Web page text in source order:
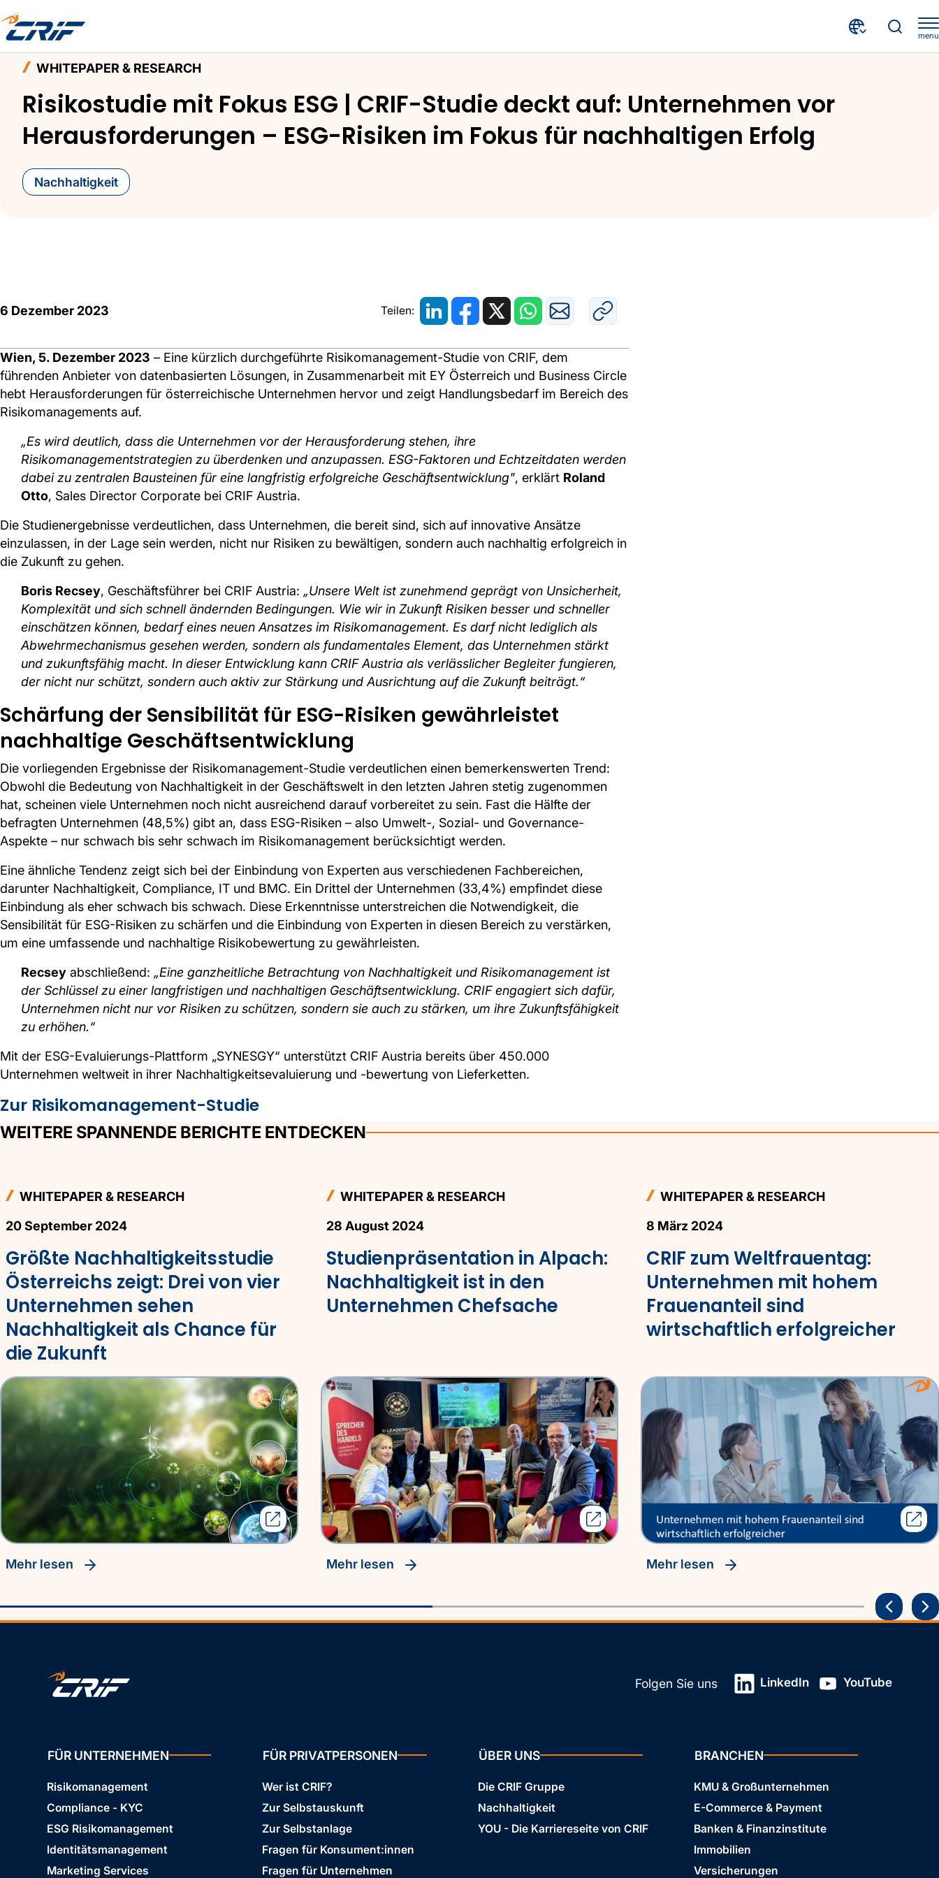
menu
Home
WHITEPAPER & RESEARCH
Risikostudie mit Fokus ESG | CRIF-Studie deckt auf: Unternehmen vor
Herausforderungen – ESG-Risiken im Fokus für nachhaltigen Erfolg
Nachhaltigkeit
6 Dezember 2023 Teilen:
Wien, 5. Dezember 2023 – Eine kürzlich durchgeführte Risikomanagement-Studie von CRIF, dem
führenden Anbieter von datenbasierten Lösungen, in Zusammenarbeit mit EY Österreich und Business Circle
hebt Herausforderungen für österreichische Unternehmen hervor und zeigt Handlungsbedarf im Bereich des
Risikomanagements auf.
„Es wird deutlich, dass die Unternehmen vor der Herausforderung stehen, ihre
Risikomanagementstrategien zu überdenken und anzupassen. ESG-Faktoren und Echtzeitdaten werden
dabei zu zentralen Bausteinen für eine langfristig erfolgreiche Geschäftsentwicklung", erklärt Roland
Otto, Sales Director Corporate bei CRIF Austria.
Die Studienergebnisse verdeutlichen, dass Unternehmen, die bereit sind, sich auf innovative Ansätze
einzulassen, in der Lage sein werden, nicht nur Risiken zu bewältigen, sondern auch nachhaltig erfolgreich in
die Zukunft zu gehen.
Boris Recsey, Geschäftsführer bei CRIF Austria: „Unsere Welt ist zunehmend geprägt von Unsicherheit,
Komplexität und sich schnell ändernden Bedingungen. Wie wir in Zukunft Risiken besser und schneller
einschätzen können, bedarf eines neuen Ansatzes im Risikomanagement. Es darf nicht lediglich als
Abwehrmechanismus gesehen werden, sondern als fundamentales Element, das Unternehmen stärkt
und zukunftsfähig macht. In dieser Entwicklung kann CRIF Austria als verlässlicher Begleiter fungieren,
der nicht nur schützt, sondern auch aktiv zur Stärkung und Ausrichtung auf die Zukunft beiträgt.“
Schärfung der Sensibilität für ESG-Risiken gewährleistet
nachhaltige Geschäftsentwicklung
Die vorliegenden Ergebnisse der Risikomanagement-Studie verdeutlichen einen bemerkenswerten Trend:
Obwohl die Bedeutung von Nachhaltigkeit in der Geschäftswelt in den letzten Jahren stetig zugenommen
hat, scheinen viele Unternehmen noch nicht ausreichend darauf vorbereitet zu sein. Fast die Hälfte der
befragten Unternehmen (48,5%) gibt an, dass ESG-Risiken – also Umwelt-, Sozial- und Governance-
Aspekte – nur schwach bis sehr schwach im Risikomanagement berücksichtigt werden.
Eine ähnliche Tendenz zeigt sich bei der Einbindung von Experten aus verschiedenen Fachbereichen,
darunter Nachhaltigkeit, Compliance, IT und BMC. Ein Drittel der Unternehmen (33,4%) empfindet diese
Einbindung als eher schwach bis schwach. Diese Erkenntnisse unterstreichen die Notwendigkeit, die
Sensibilität für ESG-Risiken zu schärfen und die Einbindung von Experten in diesen Bereich zu verstärken,
um eine umfassende und nachhaltige Risikobewertung zu gewährleisten.
Recsey abschließend: „Eine ganzheitliche Betrachtung von Nachhaltigkeit und Risikomanagement ist
der Schlüssel zu einer langfristigen und nachhaltigen Geschäftsentwicklung. CRIF engagiert sich dafür,
Unternehmen nicht nur vor Risiken zu schützen, sondern sie auch zu stärken, um ihre Zukunftsfähigkeit
zu erhöhen.“
Mit der ESG-Evaluierungs-Plattform „SYNESGY“ unterstützt CRIF Austria bereits über 450.000
Unternehmen weltweit in ihrer Nachhaltigkeitsevaluierung und -bewertung von Lieferketten.
Zur Risikomanagement-Studie
WEITERE SPANNENDE BERICHTE ENTDECKEN
WHITEPAPER & RESEARCH
20 September 2024
Größte Nachhaltigkeitsstudie
Österreichs zeigt: Drei von vier
Unternehmen sehen
Nachhaltigkeit als Chance für
die Zukunft
Mehr lesen
WHITEPAPER & RESEARCH
28 August 2024
Studienpräsentation in Alpach:
Nachhaltigkeit ist in den
Unternehmen Chefsache
Mehr lesen
WHITEPAPER & RESEARCH
8 März 2024
CRIF zum Weltfrauentag:
Unternehmen mit hohem
Frauenanteil sind
wirtschaftlich erfolgreicher
Mehr lesen
Folgen Sie uns LinkedIn YouTube
FÜR UNTERNEHMEN
Risikomanagement
Compliance - KYC
ESG Risikomanagement
Identitätsmanagement
Marketing Services
FÜR PRIVATPERSONEN
Wer ist CRIF?
Zur Selbstauskunft
Zur Selbstanlage
Fragen für Konsument:innen
Fragen für Unternehmen
ÜBER UNS
Die CRIF Gruppe
Nachhaltigkeit
YOU - Die Karriereseite von CRIF
BRANCHEN
KMU & Großunternehmen
E-Commerce & Payment
Banken & Finanzinstitute
Immobilien
Versicherungen